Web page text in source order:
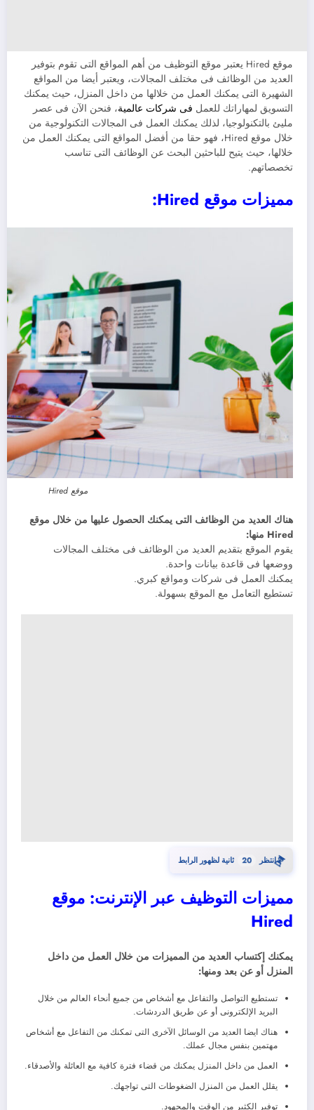
موقع Hired يعتبر موقع التوظيف من أهم المواقع التى تقوم بتوفير
العديد من الوظائف فى مختلف المجالات، ويعتبر أيضا من المواقع
الشهيرة التى يمكنك العمل من خلالها من داخل المنزل، حيث يمكنك
التسويق لمهاراتك للعمل فى شركات عالمية، فنحن الآن فى عصر
مليئ بالتكنولوجيا، لذلك يمكنك العمل فى المجالات التكنولوجية من
خلال موقع Hired، فهو حقا من أفضل المواقع التى يمكنك العمل من
خلالها، حيث يتيح للباحثين البحث عن الوظائف التى تناسب
تخصصاتهم.
مميزات موقع Hired:
موقع Hired
هناك العديد من الوظائف التى يمكنك الحصول عليها من خلال موقع
Hired منها:
يقوم الموقع بتقديم العديد من الوظائف فى مختلف المجالات
ووضعها فى قاعدة بيانات واحدة.
يمكنك العمل فى شركات ومواقع كبري.
تستطيع التعامل مع الموقع بسهولة.
⏳انتظر 20 ثانية لظهور الرابط
مميزات التوظيف عبر الإنترنت: موقع
Hired
يمكنك إكتساب العديد من المميزات من خلال العمل من داخل
المنزل أو عن بعد ومنها:
تستطيع التواصل والتفاعل مع أشخاص من جميع أنحاء العالم من خلال
البريد الإلكترونى أو عن طريق الدردشات.
هناك ايضا العديد من الوسائل الآخرى التى تمكنك من التفاعل مع أشخاص
مهتمين بنفس مجال عملك.
العمل من داخل المنزل يمكنك من قضاء فترة كافية مع العائلة والأصدقاء.
يقلل العمل من المنزل الضغوطات التى تواجهك.
توفير الكثير من الوقت والمجهود.